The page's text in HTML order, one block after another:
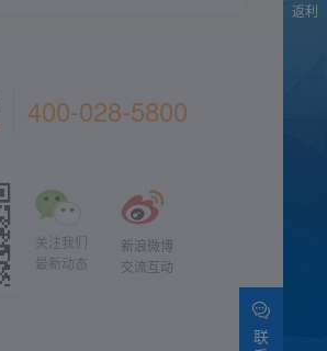
400-028-5800
关注我们
最新动态
新浪微博
交流互动
返利
联